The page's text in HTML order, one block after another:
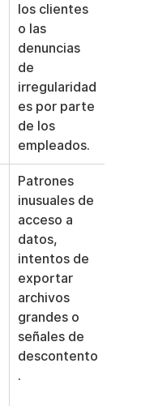
los clientes
o las
denuncias
de
irregularidad
es por parte
de los
empleados.
Patrones
inusuales de
acceso a
datos,
intentos de
exportar
archivos
grandes o
señales de
descontento
.